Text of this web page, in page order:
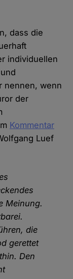
dass die
individuellen
nennen, wenn
der
Kommentar
Luef
Meinung.
die
gerettet
Den